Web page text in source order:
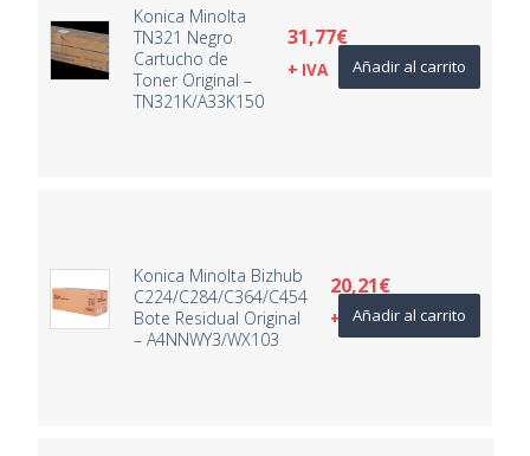
Konica Minolta
TN321 Negro
Cartucho de
Toner Original –
TN321K/A33K150
31,77€
+ IVA Añadir al carrito
Konica Minolta Bizhub
C224/C284/C364/C454
Bote Residual Original
– A4NNWY3/WX103
20,21€
+ IVAAñadir al carrito